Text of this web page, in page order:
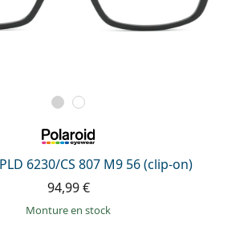
6230/CS 807 M9 56 (clip-on)
94,99 €
Monture en stock